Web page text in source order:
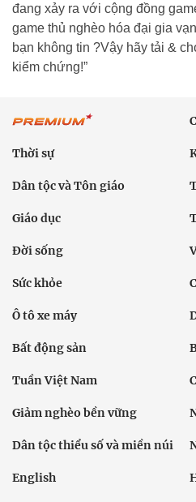
đang xảy ra với cộng đồng
game thủ nghèo hóa đại gia
bạn không tin ?Vậy hãy tải &
kiểm chứng!”
Thời sự
Dân tộc và Tôn giáo
Giáo dục
Đời sống
Sức khỏe
Ô tô xe máy
Bất động sản
Tuần Việt Nam
Giảm nghèo bền vững
Dân tộc thiểu số và miền núi
English